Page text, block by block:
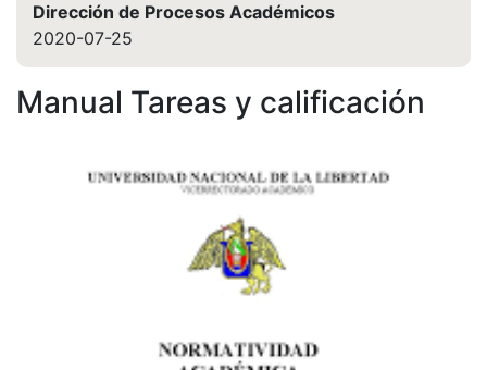
Dirección de Procesos Académicos
2020-07-25
Manual Tareas y calificación